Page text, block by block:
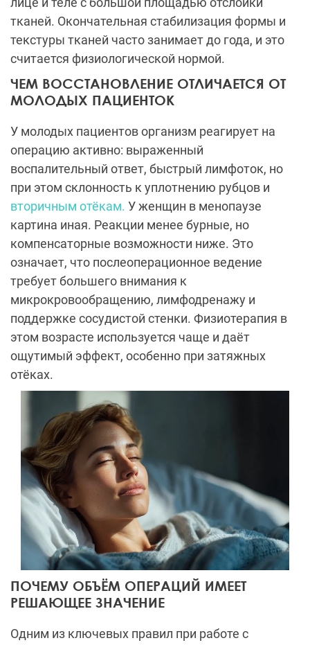
тканей. Окончательная стабилизация формы и
текстуры тканей часто занимает до года, и это
считается физиологической нормой.
ЧЕМ ВОССТАНОВЛЕНИЕ ОТЛИЧАЕТСЯ ОТ
МОЛОДЫХ ПАЦИЕНТОК
У молодых пациентов организм реагирует на
операцию активно: выраженный
воспалительный ответ, быстрый лимфоток, но
при этом склонность к уплотнению рубцов и
вторичным отёкам. У женщин в менопаузе
картина иная. Реакции менее бурные, но
компенсаторные возможности ниже. Это
означает, что послеоперационное ведение
требует большего внимания к
микрокровообращению, лимфодренажу и
поддержке сосудистой стенки. Физиотерапия в
этом возрасте используется чаще и даёт
ощутимый эффект, особенно при затяжных
отёках.
ПОЧЕМУ ОБЪЁМ ОПЕРАЦИЙ ИМЕЕТ
РЕШАЮЩЕЕ ЗНАЧЕНИЕ
Одним из ключевых правил при работе с